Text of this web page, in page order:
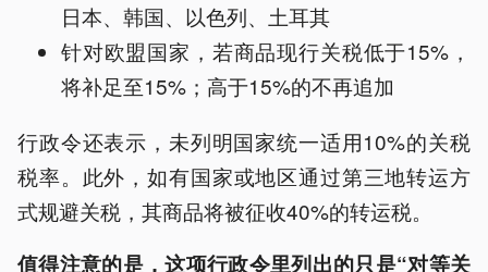
日本、韩国、以色列、土耳其
针对欧盟国家，若商品现行关税低于15%，
将补足至15%；高于15%的不再追加
行政令还表示，未列明国家统一适用10%的关税
税率。此外，如有国家或地区通过第三地转运方
式规避关税，其商品将被征收40%的转运税。
值得注意的是，这项行政令里列出的只是“对等关